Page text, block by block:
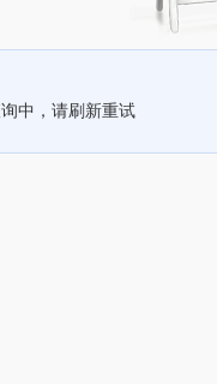
中，请刷新重试